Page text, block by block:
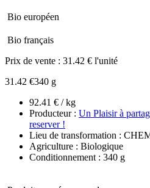
Bio européen
Bio français
Prix de vente : 31.42 € l'unité
31.42 €340 g
92.41 € / kg
Producteur : Un Plaisir à
reserver !
Lieu de transformation :
Agriculture : Biologique
Conditionnement : 340 g